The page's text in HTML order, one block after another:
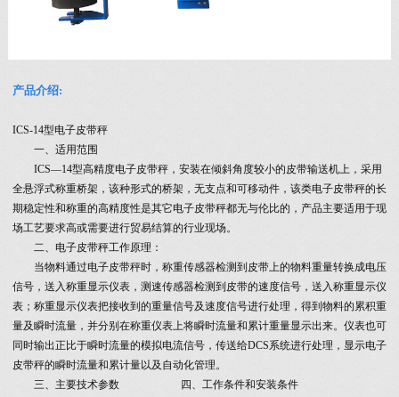
产品介绍:
ICS-14型电子皮带秤
一、适用范围
ICS—14型高精度电子皮带秤，安装在倾斜角度较小的皮带输送机上，采用
全悬浮式称重桥架，该种形式的桥架，无支点和可移动件，该类电子皮带秤的长
期稳定性和称重的高精度性是其它电子皮带秤都无与伦比的，产品主要适用于现
场工艺要求高或需要进行贸易结算的行业现场。
二、电子皮带秤工作原理：
当物料通过电子皮带秤时，称重传感器检测到皮带上的物料重量转换成电压
信号，送入称重显示仪表，测速传感器检测到皮带的速度信号，送入称重显示仪
表；称重显示仪表把接收到的重量信号及速度信号进行处理，得到物料的累积重
量及瞬时流量，并分别在称重仪表上将瞬时流量和累计重量显示出来。仪表也可
同时输出正比于瞬时流量的模拟电流信号，传送给DCS系统进行处理，显示电子
皮带秤的瞬时流量和累计量以及自动化管理。
三、主要技术参数 四、工作条件和安装条件